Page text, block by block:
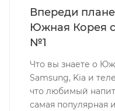
Впереди
Южная Корея
№1
Что вы знаете о
Samsung, Kia и
что любимый
самая популярная